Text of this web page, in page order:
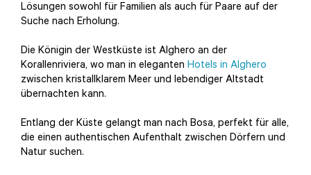
Lösungen sowohl für Familien als auch für Paare auf der
Suche nach Erholung.
Die Königin der Westküste ist Alghero an der
Korallenriviera, wo man in eleganten Hotels in Alghero
zwischen kristallklarem Meer und lebendiger Altstadt
übernachten kann.
Entlang der Küste gelangt man nach Bosa, perfekt für alle,
die einen authentischen Aufenthalt zwischen Dörfern und
Natur suchen.